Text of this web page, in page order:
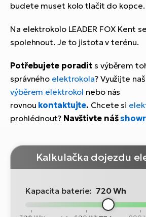
budete muset kolo tlačit do kopce.
Na elektrokolo LEADER FOX Kent
spolehnout. Je to jistota v terénu.
Potřebujete poradit s výběrem
správného elektrokola? Využijte
výběrem elektrokol nebo nás
rovnou kontaktujte. Chcete si
prohlédnout? Navštivte náš
Kalkulačka dojezdu
Kapacita baterie: 720 Wh